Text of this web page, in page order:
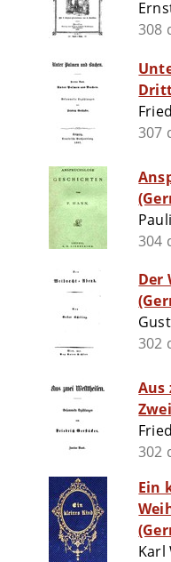
308
307
304
Der
302
Aus
302
Ein
Karl